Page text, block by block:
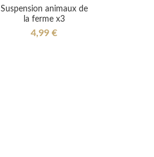
Suspension animaux de
la ferme x3
4,99 €